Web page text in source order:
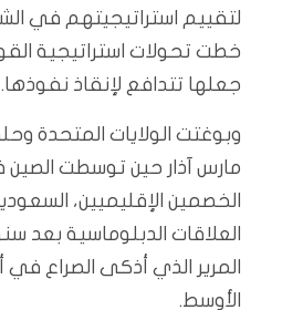
لتقييم استراتيجيتهم في
خطت تحولات استراتيجية
جعلها تتدافع لإنقاذ نفوذها.
وبوغتت الولايات المتحدة
مارس آذار حين توسطت الصين
الخصمين الإقليميين،
العلاقات الدبلوماسية بعد
المرير الذي أذكى الصراع في
الأوسط.